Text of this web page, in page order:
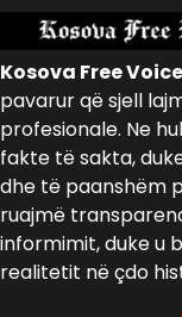
Kosova Free
pavarur që sjell
profesionale. Ne
fakte të sakta,
dhe të paanshëm
ruajmë
informimit, duke u
realitetit në çdo